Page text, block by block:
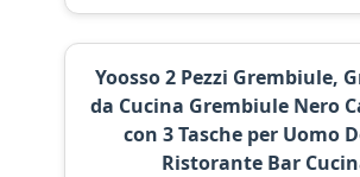
Yoosso 2 Pezzi Grembiule,
da Cucina Grembiule Nero
con 3 Tasche per Uomo
Ristorante Bar